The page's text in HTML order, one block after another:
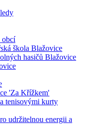
obcí
škola Blažovice
hasičů Blažovice
'Za Křížkem'
tenisovými kurty
udržitelnou energii a